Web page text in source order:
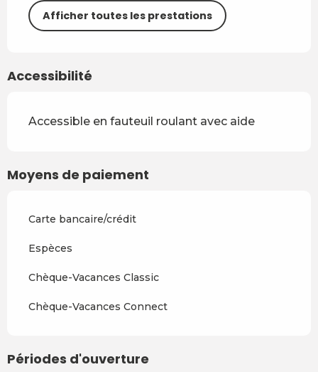
Afficher toutes les prestations
Accessibilité
Accessible en fauteuil roulant avec aide
Moyens de paiement
Carte bancaire/crédit
Espèces
Chèque-Vacances Classic
Chèque-Vacances Connect
Périodes d'ouverture